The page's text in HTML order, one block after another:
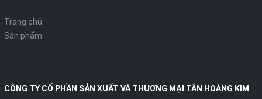
Trang chủ
Sản phẩm
CÔNG TY CỔ PHẦN SẢN XUẤT VÀ THƯƠNG MẠI TÂN HOÀNG KIM